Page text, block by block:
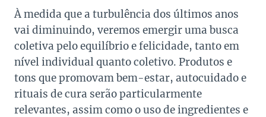
À medida que a turbulência dos últimos anos
vai diminuindo, veremos emergir uma busca
coletiva pelo equilíbrio e felicidade, tanto em
nível individual quanto coletivo. Produtos e
tons que promovam bem-estar, autocuidado e
rituais de cura serão particularmente
relevantes, assim como o uso de ingredientes e